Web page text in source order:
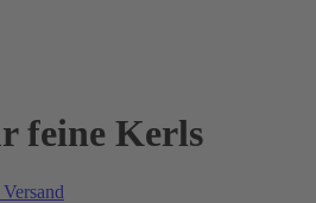
feine Kerls